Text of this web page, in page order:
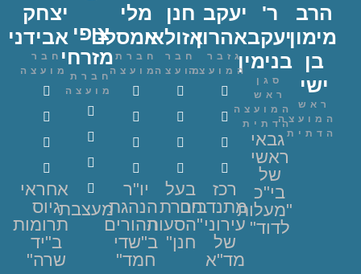
הרב
מימון
בן
ישי
ראש
המועצה
הדתית
ר'
יעקב
בנימין
סגן
ראש
המועצה
הדתית
גבאי
ראשי
של
בי"כ
"מעלות
לדוד"
יעקב
אהרון
גזבר
המועצה
רכז
מתנדבים
עירוני
של
מד"א
חנן
אזולאי
חבר
מועצה
בעל
חברת
"הסעות
חנן"
מלי
אמסלם
חברת
מועצה
יו"ר
הנהגת
ההורים
ב"שדי
חמד"
ציפי
מזרחי
חברת
מועצה
מעצבת
יצחק
אבידני
חבר
מועצה
אחראי
גיוס
תרומות
ב"יד
שרה"